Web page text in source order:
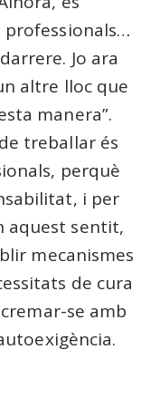
Jo ara
altre lloc que
manera”.
treballar és
perquè
i per
aquest sentit,
mecanismes
de cura
se amb